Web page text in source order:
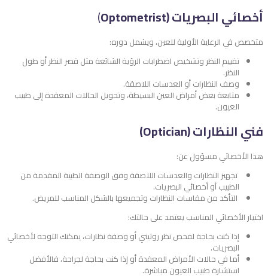
أخصائي البصريات (Optometrist )
متخصص في الرعاية الأولية للعين، ويشمل دوره:
تقييم النظر وتشخيص اضطرابات الرؤية الشائعة مثل قصر النظر أو طول
النظر.
وصف النظارات أو العدسات اللاصقة.
متابعة بعض أمراض العين البسيطة، وتحويل الحالات المعقدة إلى طبيب
العيون.
فني النظارات (Optician)
هذا الأخصائي مسؤول عن:
تجهيز النظارات والعدسات اللاصقة وفق الوصفة الطبية المقدمة من
الطبيب أو أخصائي البصريات.
التأكد من مقاسات النظارات وتجميعها بالشكل المناسب للمريض.
اختيار الأخصائي المناسب يعتمد على حالتك:
إذا كنت بحاجة لفحص نظر روتيني أو وصفة نظارات، يمكنك التوجه لأخصائي
البصريات.
أما في حالات الأمراض المعقدة أو إذا كنت بحاجة لجراحة، فالأفضل
استشارة طبيب العيون مباشرة.